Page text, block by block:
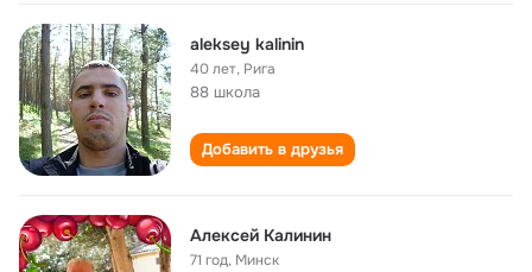
aleksey kalinin
40 лет, Рига
88 школа
Добавить в друзья
Алексей Калинин
71 год, Минск